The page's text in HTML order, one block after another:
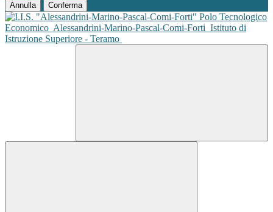
Annulla Conferma
Polo Tecnologico
Economico Alessandrini-Marino-Pascal-Comi-Forti Istituto di
Istruzione Superiore - Teramo